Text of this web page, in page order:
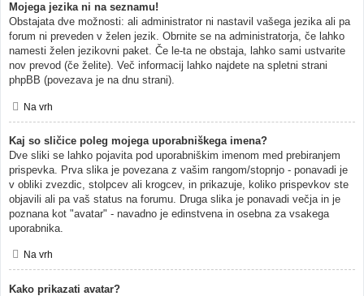
Mojega jezika ni na seznamu!
Obstajata dve možnosti: ali administrator ni nastavil vašega jezika ali pa
forum ni preveden v želen jezik. Obrnite se na administratorja, če lahko
namesti želen jezikovni paket. Če le-ta ne obstaja, lahko sami ustvarite
nov prevod (če želite). Več informacij lahko najdete na spletni strani
phpBB (povezava je na dnu strani).
Na vrh
Kaj so sličice poleg mojega uporabniškega imena?
Dve sliki se lahko pojavita pod uporabniškim imenom med prebiranjem
prispevka. Prva slika je povezana z vašim rangom/stopnjo - ponavadi je
v obliki zvezdic, stolpcev ali krogcev, in prikazuje, koliko prispevkov ste
objavili ali pa vaš status na forumu. Druga slika je ponavadi večja in je
poznana kot "avatar" - navadno je edinstvena in osebna za vsakega
uporabnika.
Na vrh
Kako prikazati avatar?